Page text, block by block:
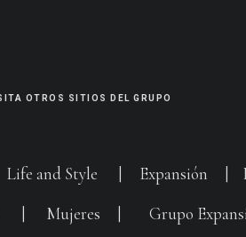
OTROS SITIOS DEL GRUPO
Life and Style Expansión
Mujeres Grupo